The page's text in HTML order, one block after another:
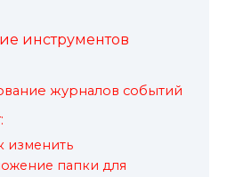
инструментов
журналов событий
изменить
папки для